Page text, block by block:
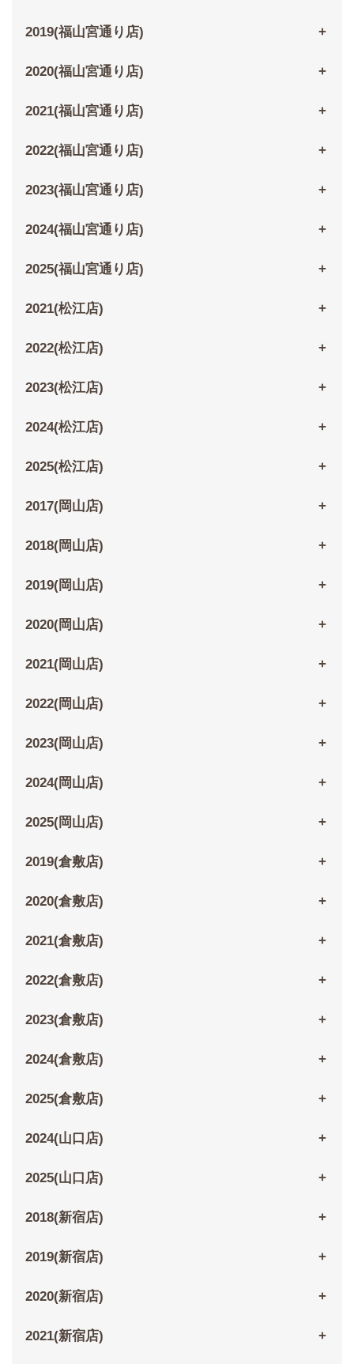
2019(福山宮通り店)
2020(福山宮通り店)
2021(福山宮通り店)
2022(福山宮通り店)
2023(福山宮通り店)
2024(福山宮通り店)
2025(福山宮通り店)
2021(松江店)
2022(松江店)
2023(松江店)
2024(松江店)
2025(松江店)
2017(岡山店)
2018(岡山店)
2019(岡山店)
2020(岡山店)
2021(岡山店)
2022(岡山店)
2023(岡山店)
2024(岡山店)
2025(岡山店)
2019(倉敷店)
2020(倉敷店)
2021(倉敷店)
2022(倉敷店)
2023(倉敷店)
2024(倉敷店)
2025(倉敷店)
2024(山口店)
2025(山口店)
2018(新宿店)
2019(新宿店)
2020(新宿店)
2021(新宿店)